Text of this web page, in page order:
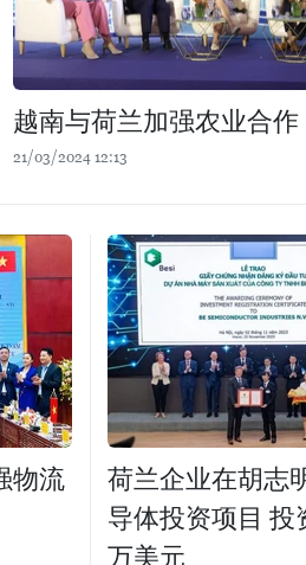
越南与荷兰加强农业合作
21/03/2024 12:13
物流
荷兰企业在胡志
导体投资项目 投
万美元